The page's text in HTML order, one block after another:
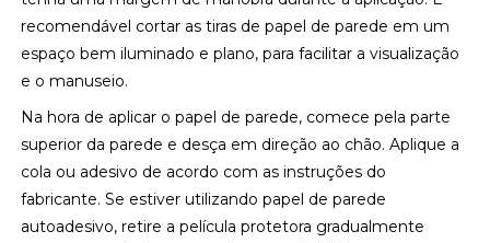
recomendável cortar as tiras de papel de parede em um
espaço bem iluminado e plano, para facilitar a visualização
e o manuseio.
Na hora de aplicar o papel de parede, comece pela parte
superior da parede e desça em direção ao chão. Aplique a
cola ou adesivo de acordo com as instruções do
fabricante. Se estiver utilizando papel de parede
autoadesivo, retire a película protetora gradualmente